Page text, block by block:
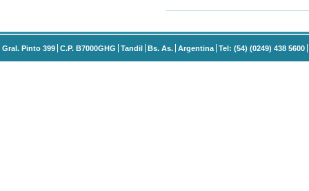
Gral. Pinto 399 C.P. B7000GHG Tandil Bs. As. Argentina Tel: (54) (0249) 438 5600